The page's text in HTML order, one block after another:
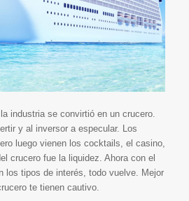
industria se convirtió en un crucero.
y al inversor a especular. Los
luego vienen los cocktails, el casino,
crucero fue la liquidez. Ahora con el
los tipos de interés, todo vuelve. Mejor
te tienen cautivo.